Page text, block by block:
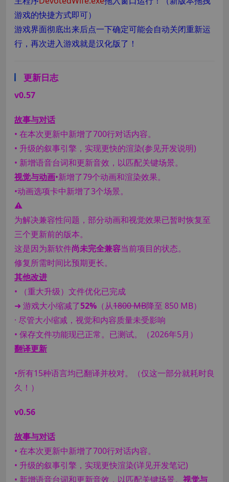
游戏的快捷方式即可）
游戏界面彻底出来后点一下确定可能会自动关闭重新运
行，再次进入游戏就是汉化版了！
更新日志
v0.57
故事与对话
• 在本次更新中新增了700行对话内容。
• 升级的叙事引擎，实现更快的渲染(参见开发说明)
• 新增语音台词和更新音效，以匹配关键场景。
视觉与动画•新增了79个动画和渲染效果。
•动画选项卡中新增了3个场景。
⚠
为解决兼容性问题，部分动画和视觉效果已暂时恢复至
三个更新前的版本。
这是因为新软件尚未完全兼容当前项目的状态。
修复所需时间比预期更长。
其他改进
• （重大升级）文件优化已完成
➜ 游戏大小缩减了52% （从1800 MB降至 850 MB）
· 尽管大小缩减，视觉和内容质量未受影响
• 保存文件功能现已正常。已测试。（2026年5月）
翻译更新
•所有15种语言均已翻译并校对。（仅这一部分就耗时良
久！）
v0.56
故事与对话
• 在本次更新中新增了700行对话内容。
• 升级的叙事引擎，实现更快渲染(详见开发笔记)
• 新增语音台词和更新音效，以匹配关键场景。 视觉与